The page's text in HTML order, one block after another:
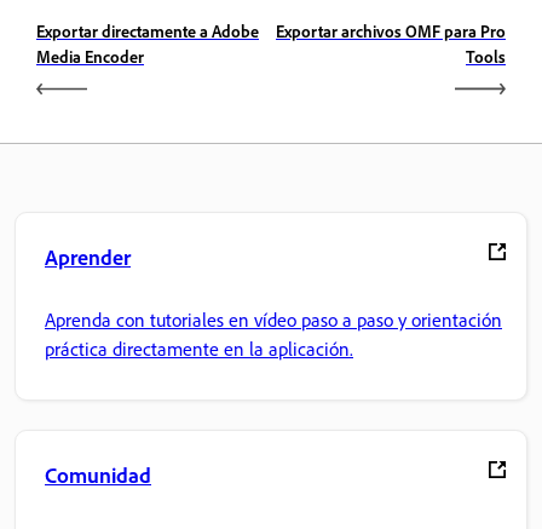
Exportar directamente a Adobe
Media Encoder
Exportar archivos OMF para Pro
Tools
Aprender
Aprenda con tutoriales en vídeo paso a paso y orientación
práctica directamente en la aplicación.
Comunidad